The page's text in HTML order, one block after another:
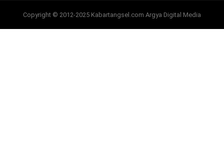
Copyright © 2012-2025 Kabartangsel.com Argya Digital Media